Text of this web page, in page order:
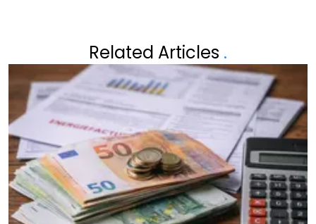
Related Articles .